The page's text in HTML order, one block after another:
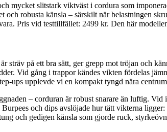
mycket slitstark viktväst i cordura som
och robusta känsla – särskilt när belastningen
Pris vid testtillfället: 2499 kr. Den här
sträv på ett bra sätt, ger grepp mot tröjan och
Vid gång i trappor kändes vikten fördelas
ups upplevde vi en kompakt tyngd nära
– corduran är robust snarare än luftig.
och dips avslöjade hur tätt vikterna
och gedigen känsla som gjorde ruck,